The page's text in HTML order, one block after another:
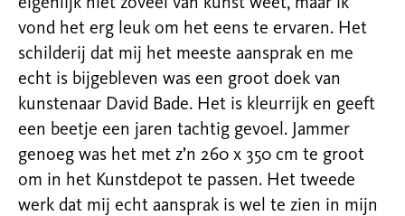
eigenlijk niet zoveel van kunst weet, maar ik
vond het erg leuk om het eens te ervaren. Het
schilderij dat mij het meeste aansprak en me
echt is bijgebleven was een groot doek van
kunstenaar David Bade. Het is kleurrijk en geeft
een beetje een jaren tachtig gevoel. Jammer
genoeg was het met z’n 260 x 350 cm te groot
om in het Kunstdepot te passen. Het tweede
werk dat mij echt aansprak is wel te zien in mijn